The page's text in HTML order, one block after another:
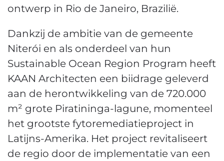
ontwerp in Rio de Janeiro, Brazilië.
Dankzij de ambitie van de gemeente
Niterói en als onderdeel van hun
Sustainable Ocean Region Program heeft
KAAN Architecten een biidrage geleverd
aan de herontwikkeling van de 720.000
m² grote Piratininga-lagune, momenteel
het grootste fytoremediatieproject in
Latijns-Amerika. Het project revitaliseert
de regio door de implementatie van een